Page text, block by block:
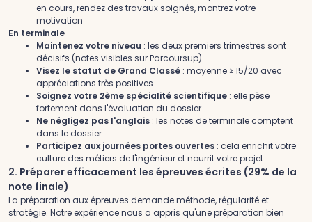
en cours, rendez des travaux soignés, montrez votre
motivation
En terminale
Maintenez votre niveau : les deux premiers trimestres sont
décisifs (notes visibles sur Parcoursup)
Visez le statut de Grand Classé : moyenne ≥ 15/20 avec
appréciations très positives
Soignez votre 2ème spécialité scientifique : elle pèse
fortement dans l'évaluation du dossier
Ne négligez pas l'anglais : les notes de terminale comptent
dans le dossier
Participez aux journées portes ouvertes : cela enrichit votre
culture des métiers de l'ingénieur et nourrit votre projet
2. Préparer efficacement les épreuves écrites (29% de la
note finale)
La préparation aux épreuves demande méthode, régularité et
stratégie. Notre expérience nous a appris qu'une préparation bien